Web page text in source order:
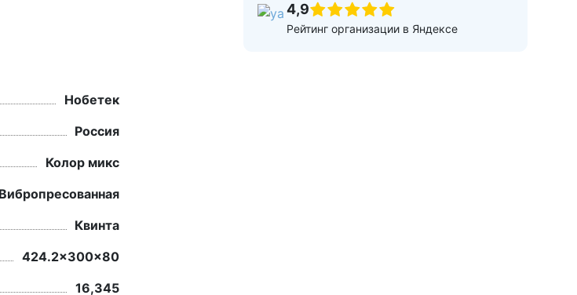
Нобетек
Россия
Колор микс
Вибропресованная
Квинта
424.2x300x80
16,345
4,9
Рейтинг организации в Яндексе